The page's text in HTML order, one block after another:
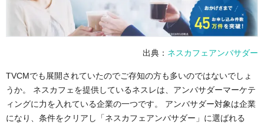
出典： ネスカフェアンバサダー
TVCMでも展開されていたのでご存知の方も多いのではないでしょ
うか。 ネスカフェを提供しているネスレは、アンバサダーマーケテ
ィングに力を入れている企業の一つです。 アンバサダー対象は企業
になり、条件をクリアし「ネスカフェアンバサダー」に選ばれる